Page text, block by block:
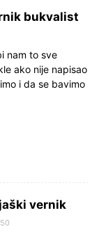
bukvalist
nam to sve
ako nije napisao
i da se bavimo
vernik